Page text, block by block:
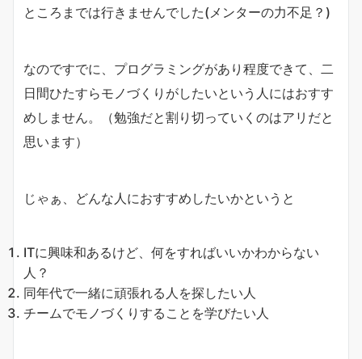
ところまでは行きませんでした(メンターの力不足？)
なのですでに、プログラミングがあり程度できて、二
日間ひたすらモノづくりがしたいという人にはおすす
めしません。（勉強だと割り切っていくのはアリだと
思います）
じゃぁ、どんな人におすすめしたいかというと
ITに興味和あるけど、何をすればいいかわからない
人？
同年代で一緒に頑張れる人を探したい人
チームでモノづくりすることを学びたい人